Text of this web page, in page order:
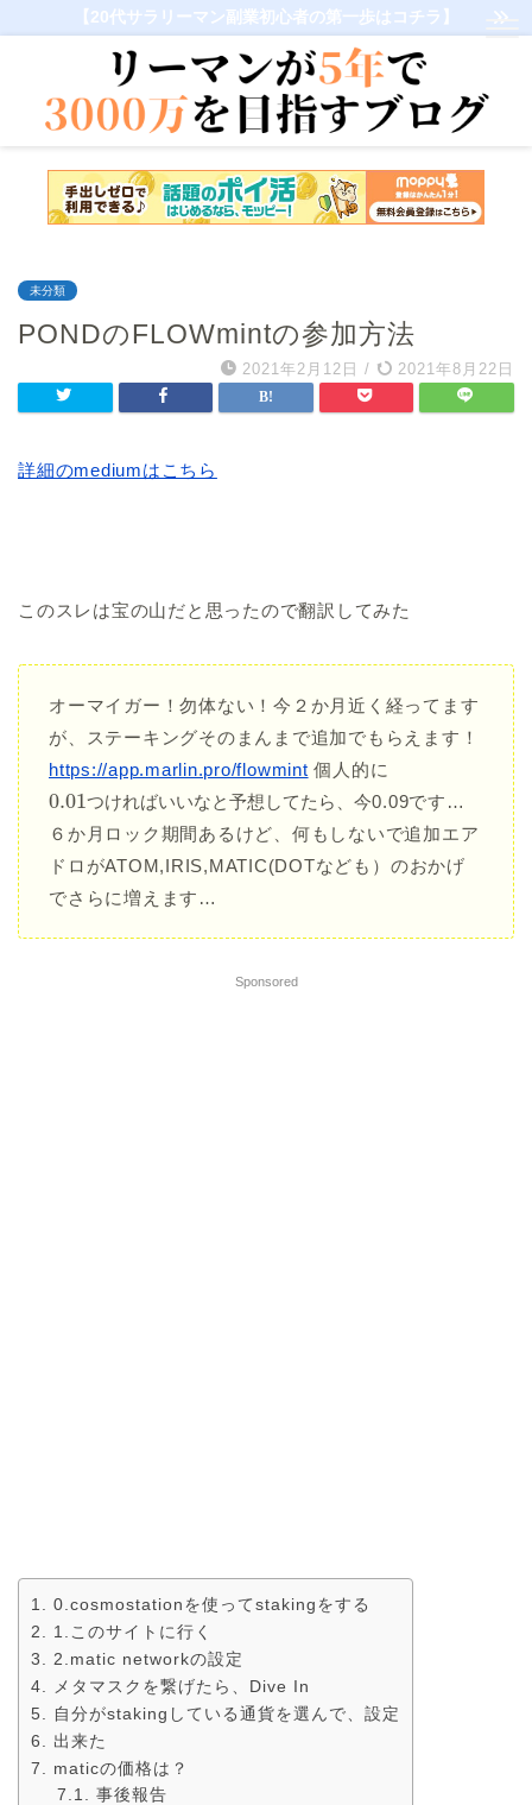
【20代サラリーマン副業初心者の第一歩はコチラ】
未分類
PONDのFLOWmintの参加方法
2021年2月12日 / 2021年8月22日
詳細のmediumはこちら
このスレは宝の山だと思ったので翻訳してみた
オーマイガー！勿体ない！今２か月近く経ってます
が、ステーキングそのまんまで追加でもらえます！
https://app.marlin.pro/flowmint 個人的に
つ けれ ば い い な と 予想 し て た ら 、 今
0.01 つけ れ い い な と 想 し て
たら 、今
0.09です…
６か月ロック期間あるけど、何もしないで追加エア
ドロがATOM,IRIS,MATIC(DOTなども）のおかげ
でさらに増えます…
Sponsored
0.cosmostationを使ってstakingをする
1.このサイトに行く
2.matic networkの設定
メタマスクを繋げたら、Dive In
自分がstakingしている通貨を選んで、設定
出来た
maticの価格は？
事後報告